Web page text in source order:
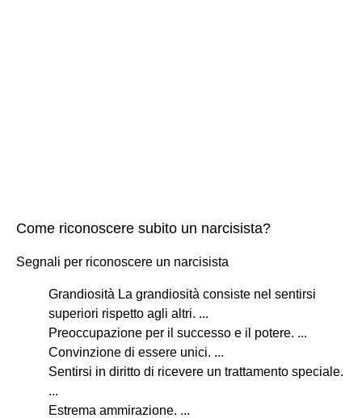
Come riconoscere subito un narcisista?
Segnali per riconoscere un narcisista
Grandiosità La grandiosità consiste nel sentirsi
superiori rispetto agli altri. ...
Preoccupazione per il successo e il potere. ...
Convinzione di essere unici. ...
Sentirsi in diritto di ricevere un trattamento speciale.
...
Estrema ammirazione. ...